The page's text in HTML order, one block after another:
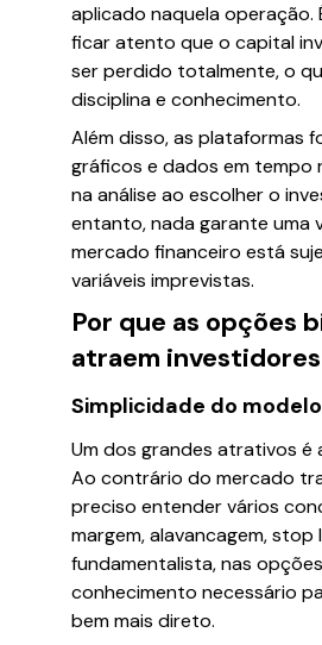
aplicado naquela operação.
ficar atento que o capital
ser perdido totalmente, o
disciplina e conhecimento.
Além disso, as plataformas
gráficos e dados em tempo
na análise ao escolher o
entanto, nada garante uma
mercado financeiro está
variáveis imprevistas.
Por que as opções
atraem investidores
Simplicidade do modelo
Um dos grandes atrativos é
Ao contrário do mercado
preciso entender vários
margem, alavancagem, stop
fundamentalista, nas
conhecimento necessário
bem mais direto.